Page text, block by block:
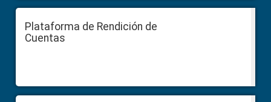
Plataforma de Rendición de
Cuentas